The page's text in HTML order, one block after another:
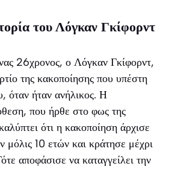
του Λόγκαν Γκίφορντ
26χρονος, ο Λόγκαν Γκίφορντ,
της κακοποίησης που υπέστη
όταν ήταν ανήλικος. Η
που ήρθε στο φως της
ότι η κακοποίηση άρχισε
μόλις 10 ετών και κράτησε μέχρι
αποφάσισε να καταγγείλει την